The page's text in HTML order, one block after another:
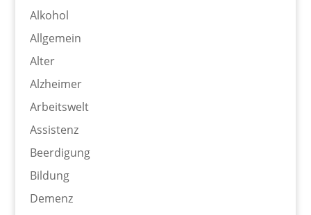
Alkohol
Allgemein
Alter
Alzheimer
Arbeitswelt
Assistenz
Beerdigung
Bildung
Demenz